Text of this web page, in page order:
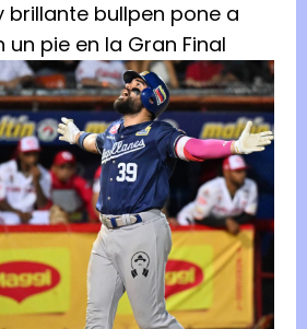
bullpen pone a
pie en la Gran Final